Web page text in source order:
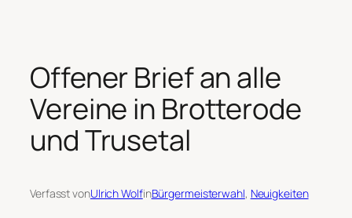
Offener Brief an alle
Vereine in Brotterode
und Trusetal
Verfasst vonUlrich WolfinBürgermeisterwahl, Neuigkeiten